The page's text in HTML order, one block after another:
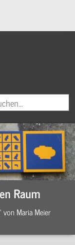
Raum
Maria Meier